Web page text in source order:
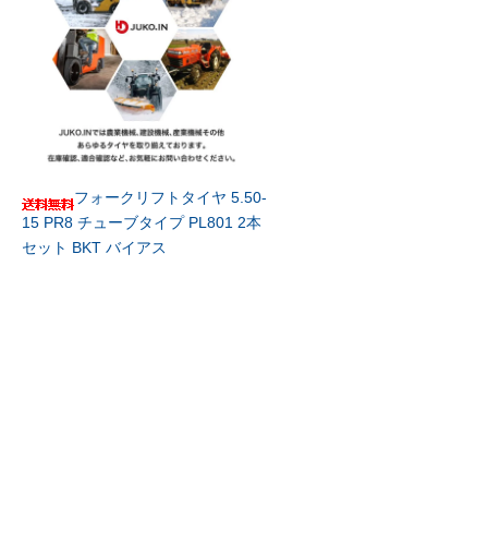
フォークリフトタイヤ 5.50-
15 PR8 チューブタイプ PL801 2本
セット BKT バイアス